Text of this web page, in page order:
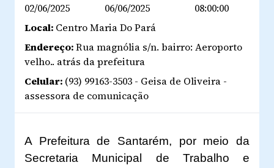
02/06/2025
06/06/2025
08:00:00
Local: Centro Maria Do Pará
Endereço:Rua magnólia s/n. bairro: Aeroporto
velho.. atrás da prefeitura
Celular: (93) 99163-3503 - Geisa de Oliveira -
assessora de comunicação
A Prefeitura de Santarém, por meio da
Secretaria Municipal de Trabalho e